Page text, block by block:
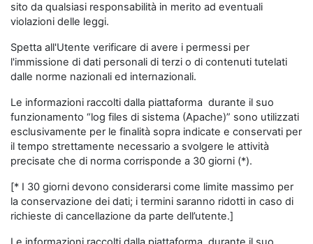
sito da qualsiasi responsabilità in merito ad eventuali
violazioni delle leggi.
Spetta all'Utente verificare di avere i permessi per
l'immissione di dati personali di terzi o di contenuti tutelati
dalle norme nazionali ed internazionali.
Le informazioni raccolti dalla piattaforma durante il suo
funzionamento “log files di sistema (Apache)” sono utilizzati
esclusivamente per le finalità sopra indicate e conservati per
il tempo strettamente necessario a svolgere le attività
precisate che di norma corrisponde a 30 giorni (*).
[* I 30 giorni devono considerarsi come limite massimo per
la conservazione dei dati; i termini saranno ridotti in caso di
richieste di cancellazione da parte dell’utente.]